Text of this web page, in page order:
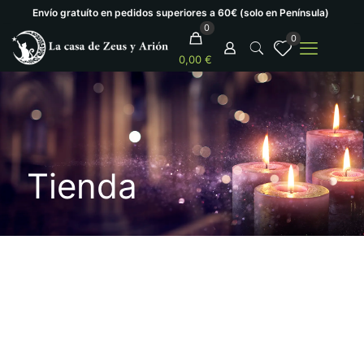
Envío gratuíto en pedidos superiores a 60€ (solo en Península)
0
0,00 €
0
Tienda